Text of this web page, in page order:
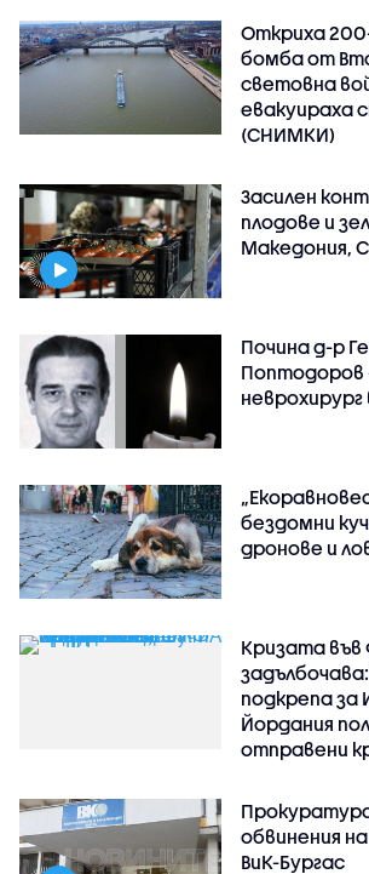
Откриха
бомба от
световна
евакуираха
(СНИМКИ)
Засилен
плодове и
Македония,
Почина д-р
Поптодоров
неврохирург
бездомни
дронове и
Кризата
подкрепа за
Йордания
отправени
обвинения
ВиК-Бургас